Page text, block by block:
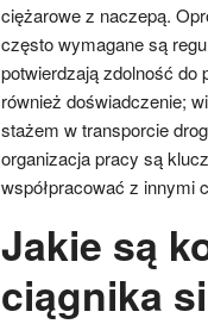
ciężarowe z naczepą.
często wymagane są
potwierdzają zdolność do
również doświadczenie;
stażem w transporcie
organizacja pracy są
współpracować z innymi
Jakie są
ciągnika